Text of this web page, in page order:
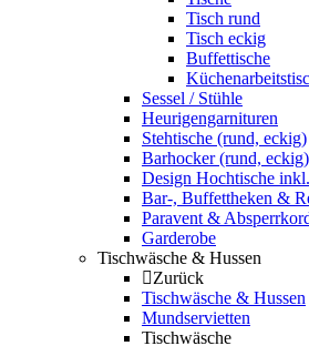
Tisch rund
Tisch eckig
Buffettische
Sessel / Stühle
Heurigengarnituren
Stehtische (rund, eckig)
Barhocker (rund, eckig)
Design Hochtische
Bar-, Buffettheken &
Paravent &
Garderobe
Tischwäsche & Hussen
Zurück
Tischwäsche & Hussen
Mundservietten
Tischwäsche